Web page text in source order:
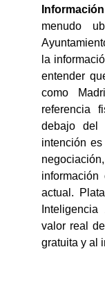
menudo
la
entender
como
referencia
debajo del
intención
actual.
valor real
gratuita y al